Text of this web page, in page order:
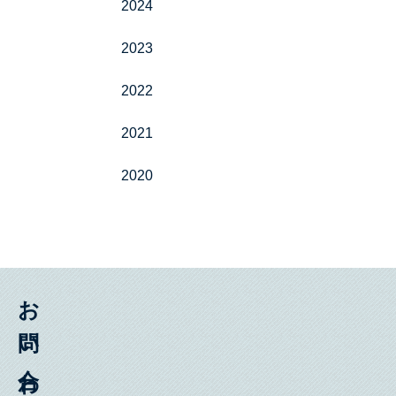
2024
2023
2022
2021
2020
お問い合わせ